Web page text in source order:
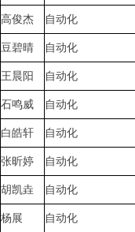
高俊杰 自动化
豆碧晴 自动化
王晨阳 自动化
石鸣威 自动化
白皓轩 自动化
张昕婷 自动化
胡凯垚 自动化
杨展 自动化